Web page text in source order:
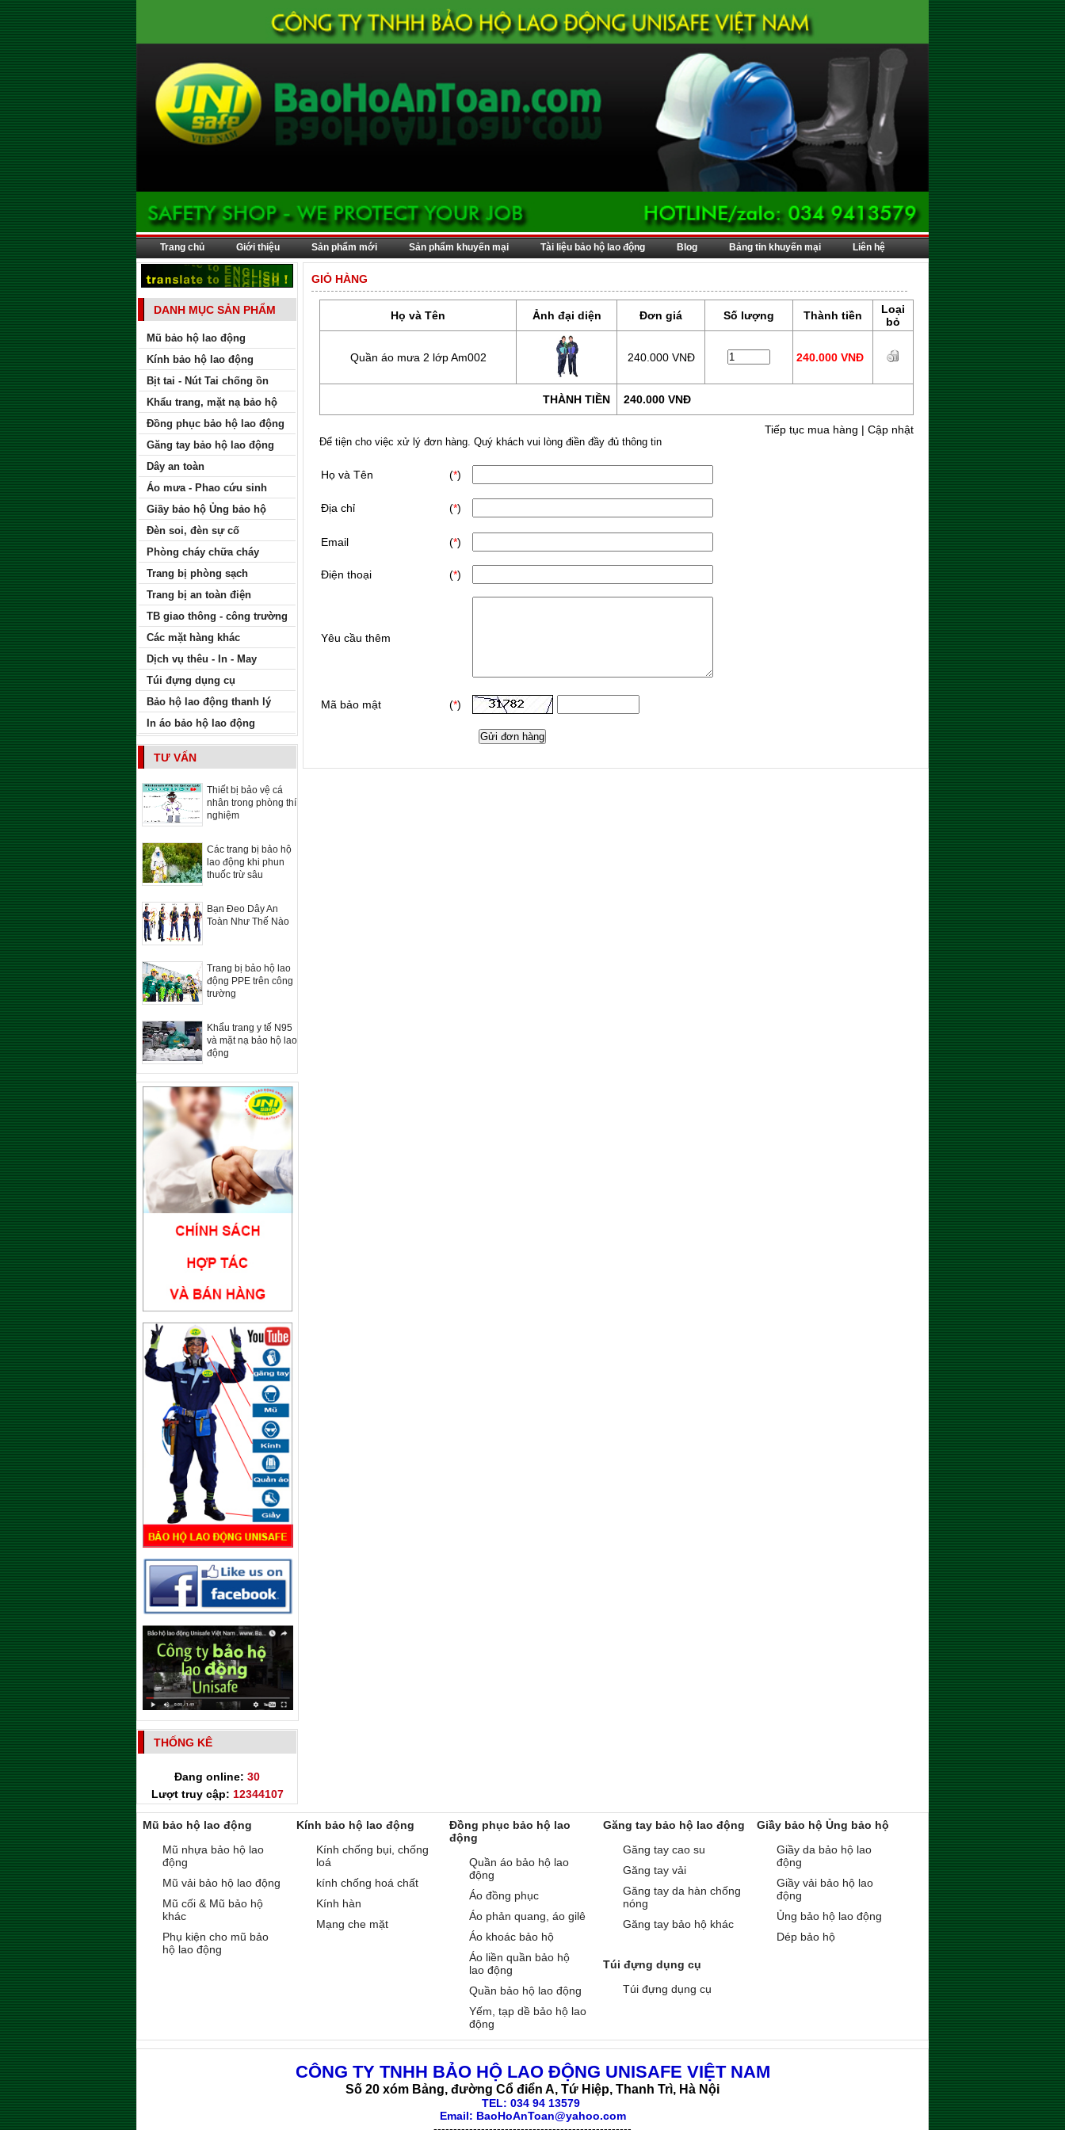
Trang chủ Giới thiệu Sản phẩm mới Sản phẩm khuyến mại Tài liệu bảo hộ lao động Blog Bảng tin khuyến mại Liên hệ
DANH MỤC SẢN PHẨM
Mũ bảo hộ lao động
Kính bảo hộ lao động
Bịt tai - Nút Tai chống ồn
Khẩu trang, mặt nạ bảo hộ
Đồng phục bảo hộ lao động
Găng tay bảo hộ lao động
Dây an toàn
Áo mưa - Phao cứu sinh
Giầy bảo hộ Ủng bảo hộ
Đèn soi, đèn sự cố
Phòng cháy chữa cháy
Trang bị phòng sạch
Trang bị an toàn điện
TB giao thông - công trường
Các mặt hàng khác
Dịch vụ thêu - In - May
Túi đựng dụng cụ
Bảo hộ lao động thanh lý
In áo bảo hộ lao động
TƯ VẤN
Thiết bị bảo vệ cá
nhân trong phòng thí
nghiệm
Các trang bị bảo hộ
lao động khi phun
thuốc trừ sâu
Bạn Đeo Dây An
Toàn Như Thế Nào
Trang bị bảo hộ lao
động PPE trên công
trường
Khẩu trang y tế N95
và mặt nạ bảo hộ lao
động
THỐNG KÊ
Đang online: 30
Lượt truy cập: 12344107
GIỎ HÀNG
Họ và Tên Ảnh đại diện Đơn giá Số lượng Thành tiền
Loại
bỏ
Quần áo mưa 2 lớp Am002 240.000 VNĐ 240.000 VNĐ
THÀNH TIỀN 240.000 VNĐ
Tiếp tục mua hàng | Cập nhật
Để tiện cho việc xử lý đơn hàng. Quý khách vui lòng điền đầy đủ thông tin
Họ và Tên (*)
Địa chỉ (*)
Email (*)
Điện thoại (*)
Yêu cầu thêm
Mã bảo mật (*)
Mũ bảo hộ lao động
Mũ nhựa bảo hộ lao
động
Mũ vải bảo hộ lao động
Mũ cối & Mũ bảo hộ
khác
Phụ kiện cho mũ bảo
hộ lao động
Kính bảo hộ lao động
Kính chống bụi, chống
loá
kính chống hoá chất
Kính hàn
Mạng che mặt
Đồng phục bảo hộ lao
động
Quần áo bảo hộ lao
động
Áo đồng phục
Áo phản quang, áo gilê
Áo khoác bảo hộ
Áo liền quần bảo hộ
lao động
Quần bảo hộ lao động
Yếm, tạp dề bảo hộ lao
động
Găng tay bảo hộ lao động
Găng tay cao su
Găng tay vải
Găng tay da hàn chống
nóng
Găng tay bảo hộ khác
Giầy bảo hộ Ủng bảo hộ
Giầy da bảo hộ lao
động
Giầy vải bảo hộ lao
động
Ủng bảo hộ lao động
Dép bảo hộ
Túi đựng dụng cụ
Túi đựng dụng cụ
CÔNG TY TNHH BẢO HỘ LAO ĐỘNG UNISAFE VIỆT NAM
Số 20 xóm Bảng, đường Cổ điển A, Tứ Hiệp, Thanh Trì, Hà Nội
TEL: 034 94 13579
Email: BaoHoAnToan@yahoo.com